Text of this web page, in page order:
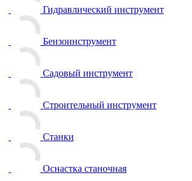
Гидравлический инструмент
Бензоинструмент
Садовый инструмент
Строительный инструмент
Станки
Оснастка станочная